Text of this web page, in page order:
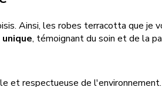
Ainsi, les robes terracotta que je
unique, témoignant du soin et de la
et respectueuse de l'environnement.